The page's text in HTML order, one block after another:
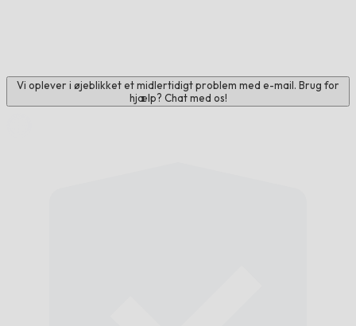
Vi oplever i øjeblikket et midlertidigt problem med e-mail. Brug for
hjælp? Chat med os!